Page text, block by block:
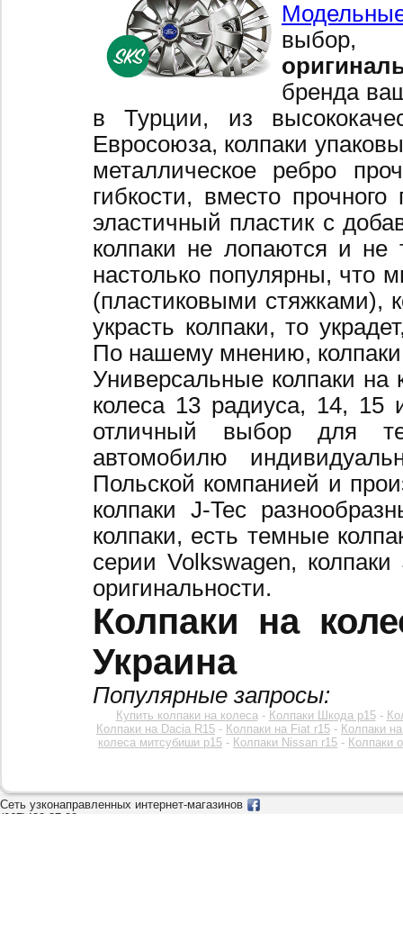
выбор,
бренда
в Турции, из
Евросоюза, колпаки
металлическое ребро
гибкости, вместо
эластичный пластик с
колпаки не лопаются и не
настолько популярны, что
(пластиковыми стяжками),
украсть колпаки, то
По нашему мнению,
Универсальные колпаки
колеса 13 радиуса, 14,
отличный выбор для
автомобилю
Польской компанией и
колпаки J-Tec
колпаки, есть темные
серии Volkswagen,
оригинальности.
Колпаки на
Украина
Популярные запросы:
Купить колпаки на колеса- Колпаки Шкода р15-
Колпаки на Dacia R15 - Колпаки на Fiat r15 - Колпаки
колеса митсубиши р15 - Колпаки Nissan r15 - Колпаки
Сеть узконаправленных интернет-магазинов
(067)432-37-28